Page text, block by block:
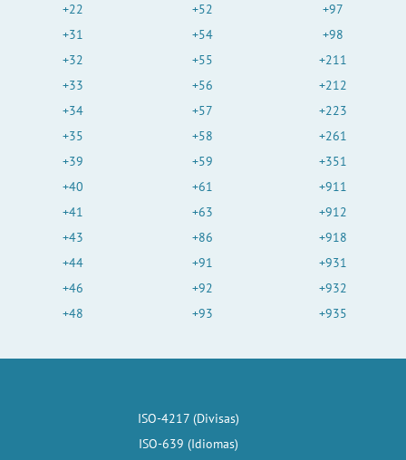
+22
+31
+32
+33
+34
+35
+39
+40
+41
+43
+44
+46
+48
+52
+54
+55
+56
+57
+58
+59
+61
+63
+86
+91
+92
+93
+97
+98
+211
+212
+223
+261
+351
+911
+912
+918
+931
+932
+935
ISO-4217 (Divisas)
ISO-639 (Idiomas)